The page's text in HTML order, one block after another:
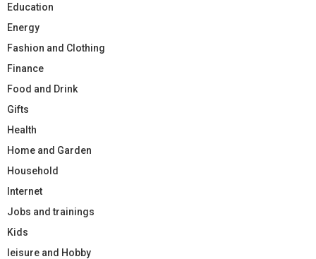
Education
Energy
Fashion and Clothing
Finance
Food and Drink
Gifts
Health
Home and Garden
Household
Internet
Jobs and trainings
Kids
leisure and Hobby